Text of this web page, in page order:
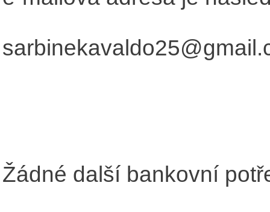
Žádné další bankovní